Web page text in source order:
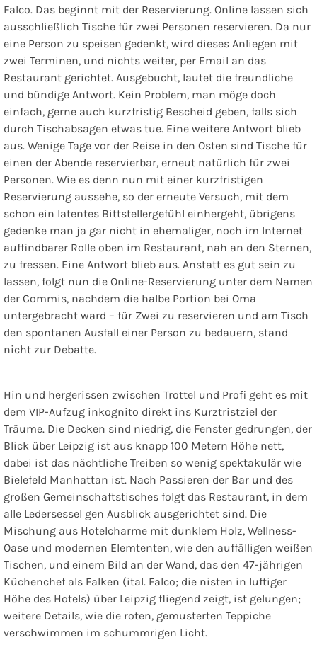
Falco. Das beginnt mit der Reservierung. Online lassen sich
ausschließlich Tische für zwei Personen reservieren. Da nur
eine Person zu speisen gedenkt, wird dieses Anliegen mit
zwei Terminen, und nichts weiter, per Email an das
Restaurant gerichtet. Ausgebucht, lautet die freundliche
und bündige Antwort. Kein Problem, man möge doch
einfach, gerne auch kurzfristig Bescheid geben, falls sich
durch Tischabsagen etwas tue. Eine weitere Antwort blieb
aus. Wenige Tage vor der Reise in den Osten sind Tische für
einen der Abende reservierbar, erneut natürlich für zwei
Personen. Wie es denn nun mit einer kurzfristigen
Reservierung aussehe, so der erneute Versuch, mit dem
schon ein latentes Bittstellergefühl einhergeht, übrigens
gedenke man ja gar nicht in ehemaliger, noch im Internet
auffindbarer Rolle oben im Restaurant, nah an den Sternen,
zu fressen. Eine Antwort blieb aus. Anstatt es gut sein zu
lassen, folgt nun die Online-Reservierung unter dem Namen
der Commis, nachdem die halbe Portion bei Oma
untergebracht ward – für Zwei zu reservieren und am Tisch
den spontanen Ausfall einer Person zu bedauern, stand
nicht zur Debatte.
Hin und hergerissen zwischen Trottel und Profi geht es mit
dem VIP-Aufzug inkognito direkt ins Kurztristziel der
Träume. Die Decken sind niedrig, die Fenster gedrungen, der
Blick über Leipzig ist aus knapp 100 Metern Höhe nett,
dabei ist das nächtliche Treiben so wenig spektakulär wie
Bielefeld Manhattan ist. Nach Passieren der Bar und des
großen Gemeinschaftstisches folgt das Restaurant, in dem
alle Ledersessel gen Ausblick ausgerichtet sind. Die
Mischung aus Hotelcharme mit dunklem Holz, Wellness-
Oase und modernen Elemtenten, wie den auffälligen weißen
Tischen, und einem Bild an der Wand, das den 47-jährigen
Küchenchef als Falken (ital. Falco; die nisten in luftiger
Höhe des Hotels) über Leipzig fliegend zeigt, ist gelungen;
weitere Details, wie die roten, gemusterten Teppiche
verschwimmen im schummrigen Licht.